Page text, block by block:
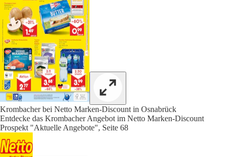
Krombacher bei Netto Marken-Discount in Osnabrück
Entdecke das Krombacher Angebot im Netto Marken-Discount
Prospekt "Aktuelle Angebote", Seite 68